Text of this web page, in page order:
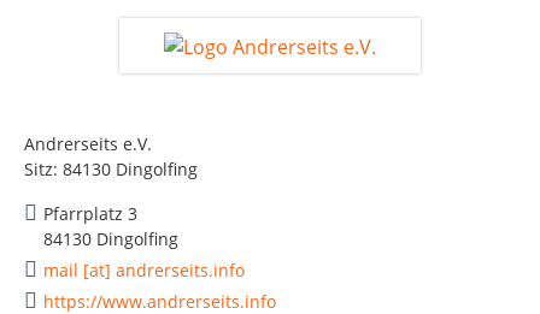
Andrerseits e.V.
Sitz: 84130 Dingolfing
Pfarrplatz 3
84130 Dingolfing
mail [at] andrerseits.info
https://www.andrerseits.info